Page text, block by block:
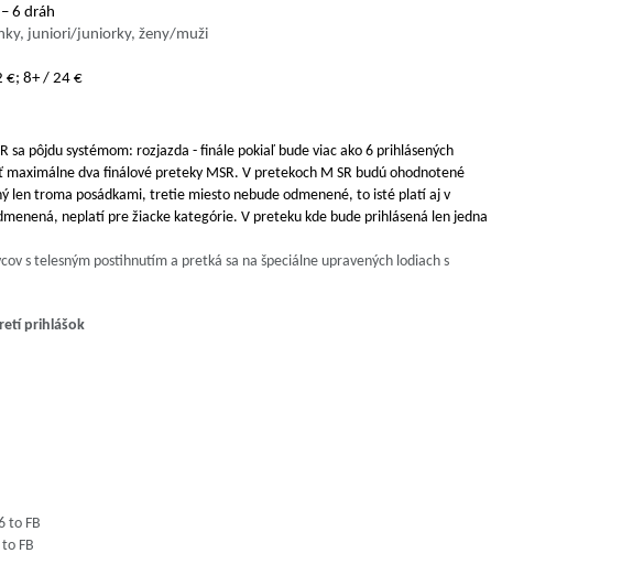
– 6 dráh
juniori/juniorky, ženy/muži
€; 8+ / 24 €
sa pôjdu systémom: rozjazda - finále pokiaľ bude viac ako 6 prihlásených
dva finálové preteky MSR. V pretekoch M SR budú ohodnotené
len troma posádkami, tretie miesto nebude odmenené, to isté platí aj v
neplatí pre žiacke kategórie. V preteku kde bude prihlásená len jedna
s telesným postihnutím a pretká sa na špeciálne upravených lodiach s
prihlášok
to FB
FB